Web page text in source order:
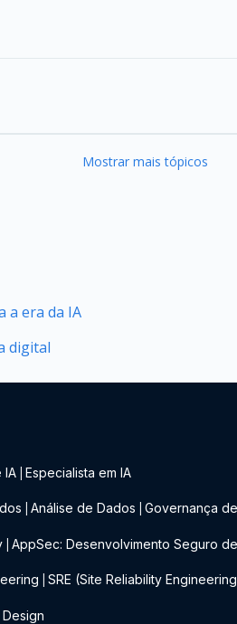
Mostrar mais tópicos
a era da IA
digital
IA Especialista em IA
Análise de Dados Governança
AppSec: Desenvolvimento Seguro
SRE (Site Reliability
Design